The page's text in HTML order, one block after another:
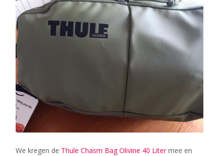
We kregen de Thule Chasm Bag Olivine 40 Litermee en